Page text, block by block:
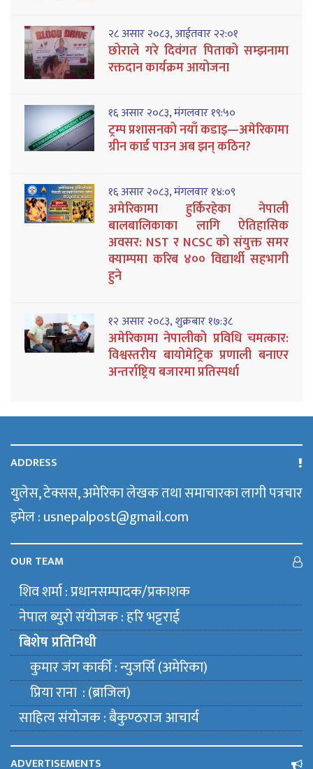
२८ असार २०८३, आईतवार २२:०१
छोराले गरे दिवंगत पिताको सम्झनामा
रक्तदान कार्यक्रम आयोजना
१६ असार २०८३, मंगलवार १९:५०
ट्रम्प प्रशासनको नयाँ कडाइ—अमेरिकामा
ग्रीन कार्ड पाउन अब झन् कठिन?
१६ असार २०८३, मंगलवार १४:०९
अमेरिकामा हुर्किरहेका नेपाली
बालबालिकाका लागि ऐतिहासिक
अवसर: NST र NCSC को संयुक्त समर
क्याम्पमा करिब ४०० विद्यार्थी सहभागी
हुने
१२ असार २०८३, शुक्रबार १७:३८
अमेरिकामा नेपालीको प्रविधि चमत्कार:
विश्वस्तरीय बायोमेट्रिक प्रणाली बनाएर
अन्तर्राष्ट्रिय बजारमा प्रतिस्पर्धा
ADDRESS
युलेस, टेक्सस, अमेरिका लेखक तथा समाचारका लागी पत्रचार
इमेल : usnepalpost@gmail.com
OUR TEAM
शिव शर्मा : प्रधानसम्पादक/प्रकाशक
नेपाल ब्युराे संयाेजक : हरि भट्टराई
बिशेष प्रतिनिधी
कुमार जंग कार्की : न्युजर्सि (अमेरिका)
प्रिया राना : (ब्राजिल)
साहित्य संयाेजक : बैकुण्ठराज आचार्य
ADVERTISEMENTS